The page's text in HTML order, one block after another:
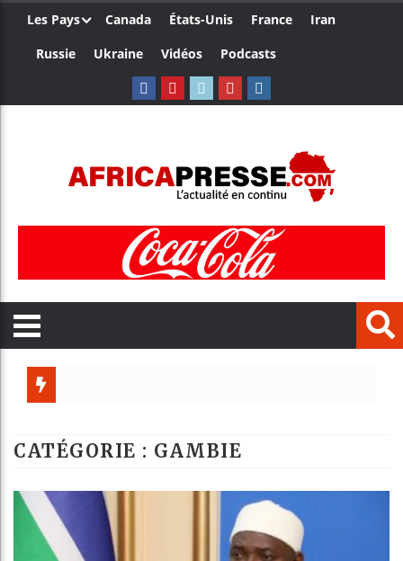
Les Pays Canada États-Unis France
Iran
Russie
Ukraine Vidéos Podcasts
CATÉGORIE : GAMBIE